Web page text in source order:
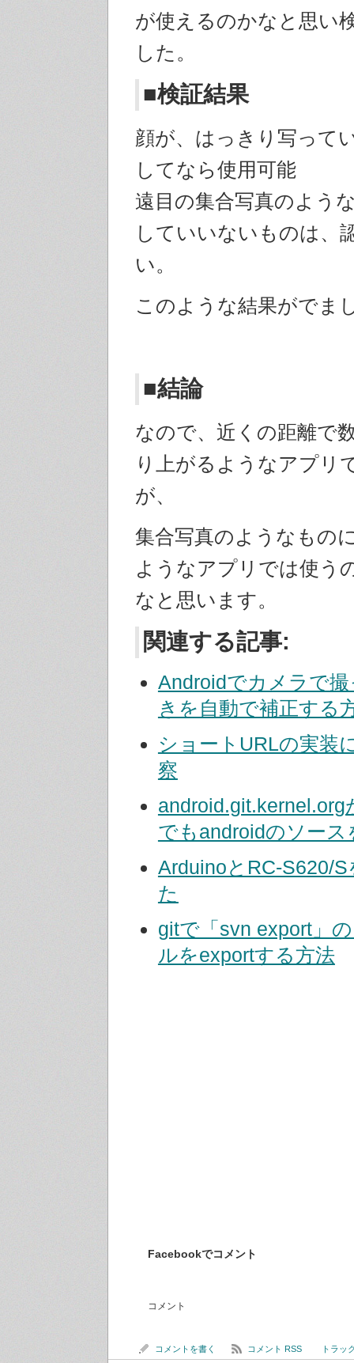
が使えるのかなと思い
した。
■検証結果
顔が、はっきり写って
してなら使用可能
遠目の集合写真のよう
していいないものは、
い。
このような結果がでま
■結論
なので、近くの距離で
り上がるようなアプリ
が、
集合写真のようなもの
ようなアプリでは使う
なと思います。
関連する記事:
Androidでカメラで
きを自動で補正する
ショートURLの実装
察
android.git.kernel.org
でもandroidのソース
ArduinoとRC-S620/
た
gitで「svn export」
ルをexportする方法
Facebookでコメント
コメント
コメントを書く コメント RSS トラッ